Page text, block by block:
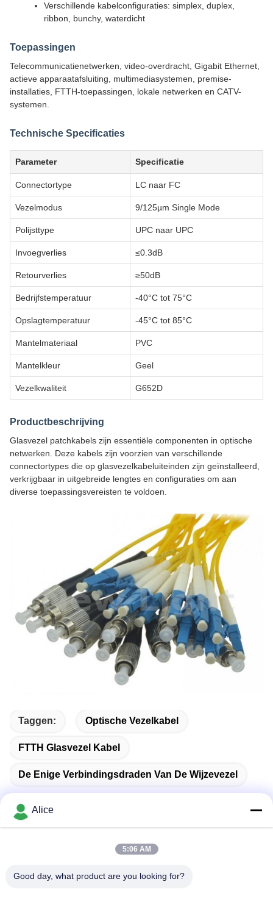
Verschillende kabelconfiguraties: simplex, duplex,
ribbon, bunchy, waterdicht
Toepassingen
Telecommunicatienetwerken, video-overdracht, Gigabit Ethernet,
actieve apparaatafsluiting, multimediasystemen, premise-
installaties, FTTH-toepassingen, lokale netwerken en CATV-
systemen.
Technische Specificaties
Parameter Specificatie
Connectortype LC naar FC
Vezelmodus 9/125µm Single Mode
Polijsttype UPC naar UPC
Invoegverlies ≤0.3dB
Retourverlies ≥50dB
Bedrijfstemperatuur -40°C tot 75°C
Opslagtemperatuur -45°C tot 85°C
Mantelmateriaal PVC
Mantelkleur Geel
Vezelkwaliteit G652D
Productbeschrijving
Glasvezel patchkabels zijn essentiële componenten in optische
netwerken. Deze kabels zijn voorzien van verschillende
connectortypes die op glasvezelkabeluiteinden zijn geïnstalleerd,
verkrijgbaar in uitgebreide lengtes en configuraties om aan
diverse toepassingsvereisten te voldoen.
Taggen: Optische Vezelkabel
FTTH Glasvezel Kabel
De Enige Verbindingsdraden Van De Wijzevezel
Adres
Alice
5:06 AM
Good day, what product are you looking for?